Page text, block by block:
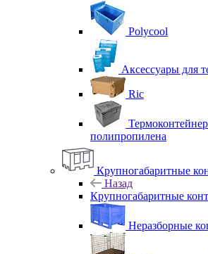
Polycool
Аксессуары для
Ric
полипропилена
Крупногабаритные
Назад
Крупногабаритные
Неразборные